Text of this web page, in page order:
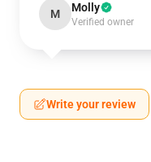
M Molly
Verified owner
Write your review